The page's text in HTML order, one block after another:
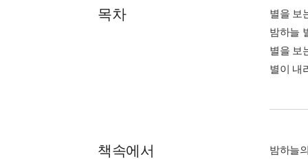
목차
별을 보
밤하늘
별을 보
별이 내
책속에서
밤하늘